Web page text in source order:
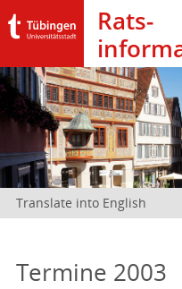
Rats­
Translate into English
Termine 2003